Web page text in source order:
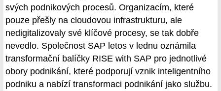
svých podnikových procesů. Organizacím, které
pouze přešly na cloudovou infrastrukturu, ale
nedigitalizovaly své klíčové procesy, se tak dobře
nevedlo. Společnost SAP letos v lednu oznámila
transformační balíčky RISE with SAP pro jednotlivé
obory podnikání, které podporují vznik inteligentního
podniku a nabízí transformaci podnikání jako službu.